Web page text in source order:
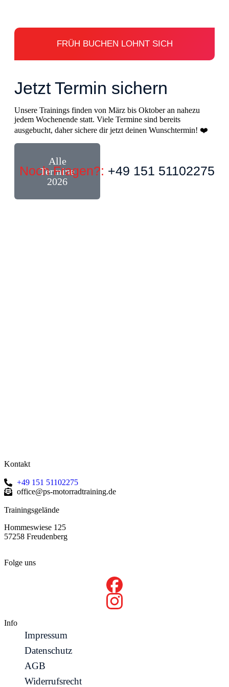
FRÜH BUCHEN LOHNT SICH
Jetzt Termin sichern
Unsere Trainings finden von März bis Oktober an nahezu
jedem Wochenende statt. Viele Termine sind bereits
ausgebucht, daher sichere dir jetzt deinen Wunschtermin! ❤️
Alle
Termine
2026
Noch Fragen?: +49 151 51102275
Kontakt
+49 151 51102275
office@ps-motorradtraining.de
Trainingsgelände
Hommeswiese 125
57258 Freudenberg
Folge uns
Info
Impressum
Datenschutz
AGB
Widerrufsrecht